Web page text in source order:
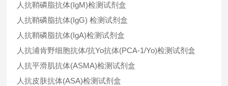
人抗鞘磷脂抗体(IgM)检测试剂盒
人抗鞘磷脂抗体(IgG) 检测试剂盒
人抗鞘磷脂抗体(IgA)检测试剂盒
人抗浦肯野细胞抗体/抗Yo抗体(PCA-1/Yo)检测试剂盒
人抗平滑肌抗体(ASMA)检测试剂盒
人抗皮肤抗体(ASA)检测试剂盒